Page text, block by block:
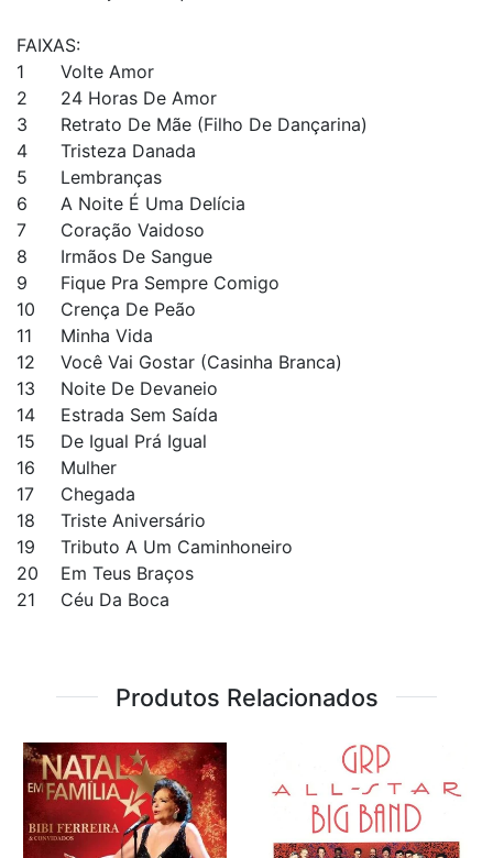
FAIXAS:
1
Volte Amor
2
24 Horas De Amor
3
Retrato De Mãe (Filho De Dançarina)
4
Tristeza Danada
5
Lembranças
6
A Noite É Uma Delícia
7
Coração Vaidoso
8
Irmãos De Sangue
9
Fique Pra Sempre Comigo
10
Crença De Peão
11
Minha Vida
12
Você Vai Gostar (Casinha Branca)
13
Noite De Devaneio
14
Estrada Sem Saída
15
De Igual Prá Igual
16
Mulher
17
Chegada
18
Triste Aniversário
19
Tributo A Um Caminhoneiro
20
Em Teus Braços
21
Céu Da Boca
Produtos Relacionados